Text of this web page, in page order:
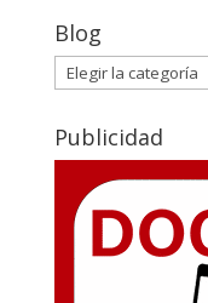
Blog
Blog
Publicidad